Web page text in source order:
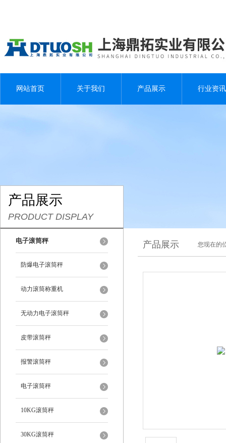
网站首页 关于我们 产品展示 行业资讯
产品展示
PRODUCT DISPLAY
电子滚筒秤
防爆电子滚筒秤
动力滚筒称重机
无动力电子滚筒秤
皮带滚筒秤
报警滚筒秤
电子滚筒秤
10KG滚筒秤
30KG滚筒秤
产品展示 您现在的